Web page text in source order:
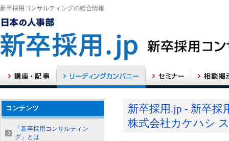
新卒採用コンサルティングの総合情報
新卒採用.jp - 新卒
株式会社カケハシ
コンテンツ
「新卒採用コンサルティン
グ」とは